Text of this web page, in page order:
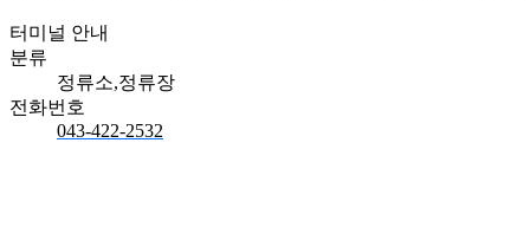
터미널 안내
분류
정류소,정류장
전화번호
043-422-2532